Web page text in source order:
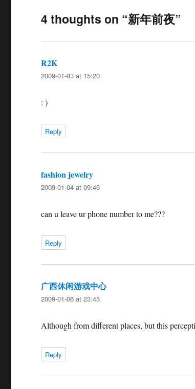
4 thoughts on “新年前夜”
R2K
2009-01-03 at 15:20
: )
Reply
fashion jewelry
2009-01-04 at 09:46
can u leave ur phone number to me???
Reply
广西休闲游戏中心says:
2009-01-06 at 23:45
Although from different places, but this
Reply